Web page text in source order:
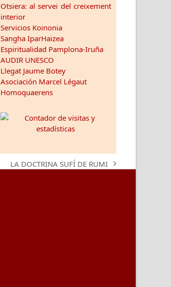
Otsiera: al servei del creixement
interior
Servicios Koinonia
Sangha IparHaizea
Espiritualidad Pamplona-Iruña
AUDIR UNESCO
Llegat Jaume Botey
Asociación Marcel Légaut
Homoquaerens
next
LA DOCTRINA SUFÍ DE RUMI